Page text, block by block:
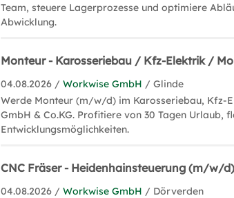
Team, steuere Lagerprozesse und optimiere
Abwicklung.
Monteur - Karosseriebau / Kfz-Elektrik /
04.08.2026 /Workwise GmbH / Glinde
Werde Monteur (m/w/d) im Karosseriebau, Kfz-
GmbH & Co.KG. Profitiere von 30 Tagen Urlaub,
Entwicklungsmöglichkeiten.
CNC Fräser - Heidenhainsteuerung (m/w/d)
04.08.2026 /Workwise GmbH / Dörverden